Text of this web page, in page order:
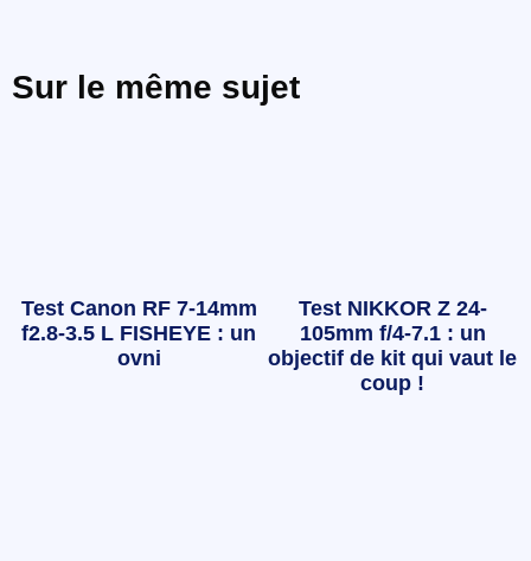
Sur le même sujet
Test Canon RF 7-14mm
f2.8-3.5 L FISHEYE : un
ovni
Test NIKKOR Z 24-
105mm f/4-7.1 : un
objectif de kit qui vaut le
coup !